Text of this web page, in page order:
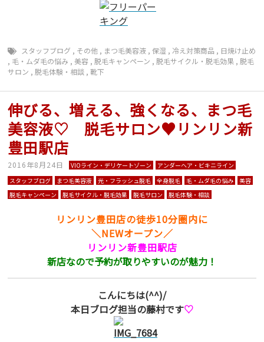
スタッフブログ , その他 , まつ毛美容液 ,保湿 , 冷え対策商品 , 日焼け止め
, 毛・ムダ毛の悩み ,美容 ,脱毛キャンペーン ,脱毛サイクル・脱毛効果 ,脱毛
サロン ,脱毛体験・相談 ,靴下
伸びる、増える、強くなる、まつ毛
美容液♡ 脱毛サロン♥リンリン新
豊田駅店
2016年8月24日 VIOライン・デリケートゾーン
アンダーヘア・ビキニライン
スタッフブログ
まつ毛美容液 光・フラッシュ脱毛 全身脱毛 毛・ムダ毛の悩み
美容
脱毛キャンペーン
脱毛サイクル・脱毛効果 脱毛サロン 脱毛体験・相談
リンリン豊田店の徒歩10分圏内に
＼NEWオープン／
リンリン新豊田駅店
新店なので予約が取りやすいのが魅力！
こんにちは(^^)/
本日ブログ担当の藤村です♡